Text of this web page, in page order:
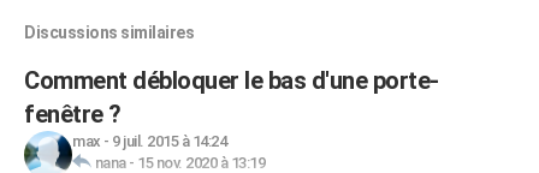
Discussions similaires
Comment débloquer le bas d'une porte-
fenêtre ?
max - 9 juil. 2015 à 14:24
nana- 15 nov. 2020 à 13:19